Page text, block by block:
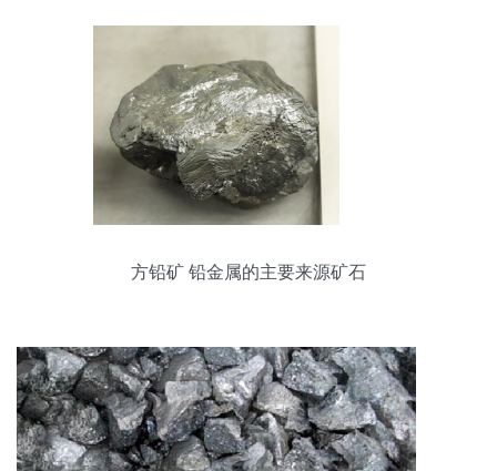
方铅矿 铅金属的主要来源矿石